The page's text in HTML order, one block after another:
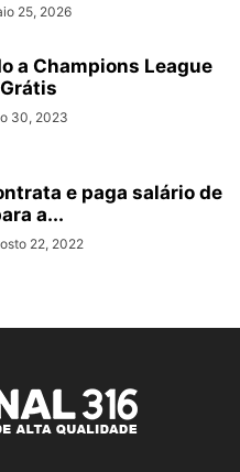
25, 2026
a Champions League
30, 2023
e paga salário de
a...
22, 2022